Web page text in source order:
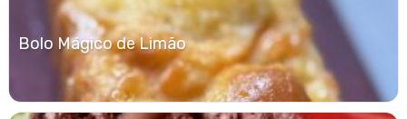
Bolo Mágico de Limão